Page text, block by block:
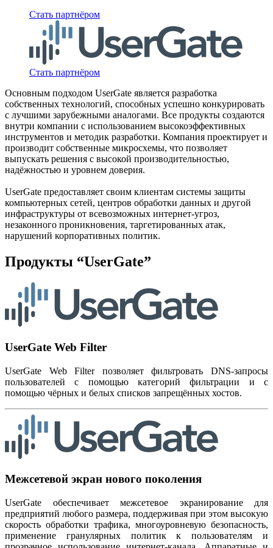
Стать партнёром
Стать партнёром
Основным подходом UserGate является разработка
собственных технологий, способных успешно конкурировать
с лучшими зарубежными аналогами. Все продукты создаются
внутри компании с использованием высокоэффективных
инструментов и методик разработки. Компания проектирует и
производит собственные микросхемы, что позволяет
выпускать решения с высокой производительностью,
надёжностью и уровнем доверия.
UserGate предоставляет своим клиентам системы защиты
компьютерных сетей, центров обработки данных и другой
инфраструктуры от всевозможных интернет-угроз,
незаконного проникновения, таргетированных атак,
нарушений корпоративных политик.
Продукты “UserGate”
UserGate Web Filter
UserGate Web Filter позволяет фильтровать DNS-запросы
пользователей с помощью категорий фильтрации и с
помощью чёрных и белых списков запрещённых хостов.
Межсетевой экран нового поколения
UserGate обеспечивает межсетевое экранирование для
предприятий любого размера, поддерживая при этом высокую
скорость обработки трафика, многоуровневую безопасность,
применение гранулярных политик к пользователям и